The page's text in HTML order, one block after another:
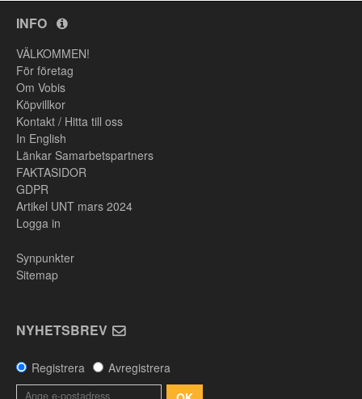
INFO
VÄLKOMMEN!
För företag
Om Vobis
Köpvillkor
Kontakt / Hitta till oss
In English
Länkar Samarbetspartners
FAKTASIDOR
GDPR
Artikel UNT mars 2024
Logga in
Synpunkter
Sitemap
NYHETSBREV
Registrera
Avregistrera